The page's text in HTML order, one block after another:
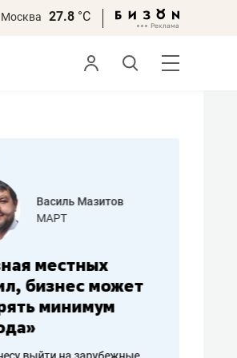
Москва 27.8 °С
Василь Мазитов
МАРТ
местных
бизнес может
минимум